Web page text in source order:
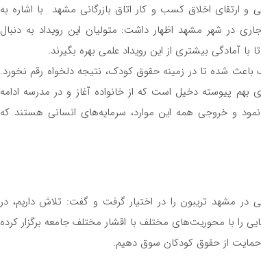
و ارتقای اخلاق کسب و کار اتاق بازرگانی مشهد با اشاره به
در شهر مشهد اظهار داشت: متولیان این رویداد به دنبال
بیشتری از این رویداد علمی بهره بگیرند.
شده تا در زمینه حقوق کودک، نتیجه دلخواه رقم نخورد.
پیوسته دخیل است که از خانواده آغاز و در مدرسه ادامه
و خروجی همه این موارد، سرمایه‌های انسانی هستند که
در مشهد تریبون را در اختیار گرفت و گفت: تلاش داریم، در
را با محوریت‌های مختلف با اقشار مختلف جامعه برگزار کرده
از حقوق کودکان سوق دهیم.